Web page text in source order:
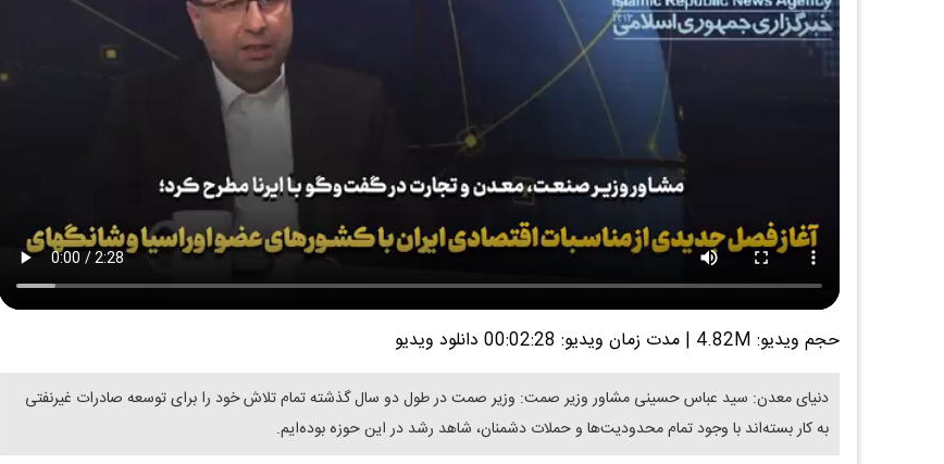
حجم ویدیو: 4.82M | مدت زمان ویدیو: 00:02:28 دانلود ویدیو
دنیای معدن: سید عباس حسینی مشاور وزیر صمت: وزیر صمت در طول دو سال گذشته تمام تلاش خود را برای توسعه صادرات غیرنفتی
به کار بسته‌اند با وجود تمام محدودیت‌ها و حملات دشمنان، شاهد رشد در این حوزه بوده‌ایم.